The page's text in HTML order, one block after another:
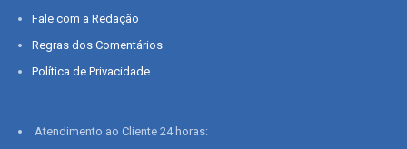
Fale com a Redação
Regras dos Comentários
Política de Privacidade
Atendimento ao Cliente 24 horas: